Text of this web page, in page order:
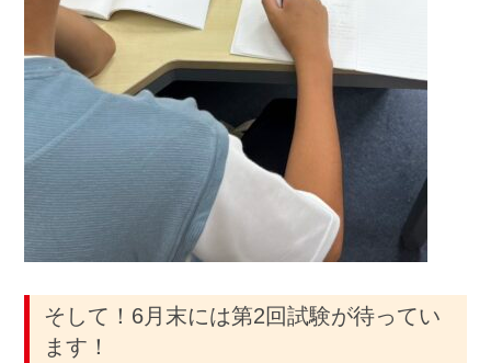
そして！6月末には第2回試験が待ってい
ます！